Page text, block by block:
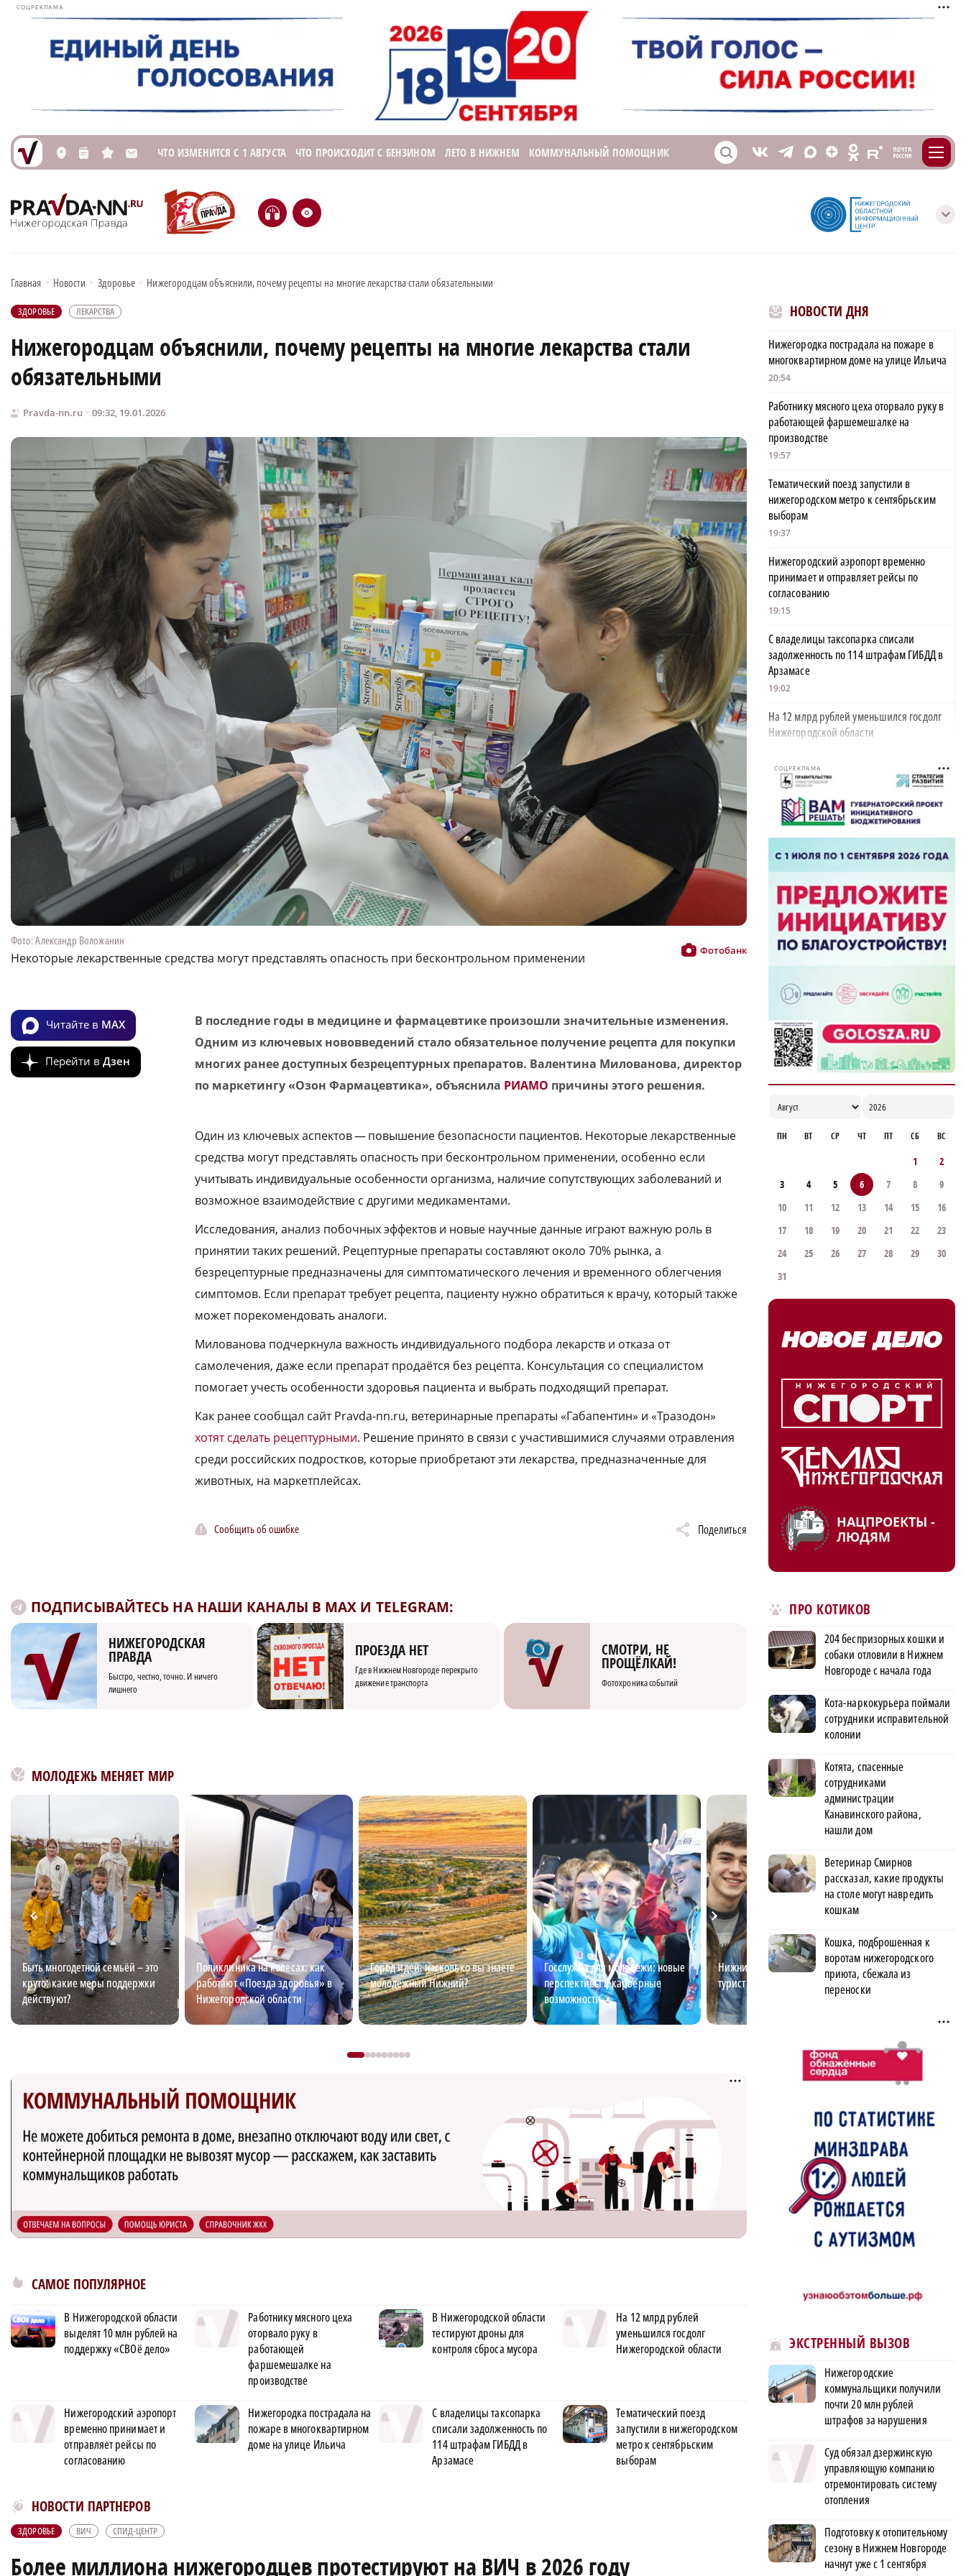
СОЦРЕКЛАМА
L n s M ЧТО ИЗМЕНИТСЯ С 1 АВГУСТА ЧТО ПРОИСХОДИТ С БЕНЗИНОМ ЛЕТО В НИЖНЕМ КОММУНАЛЬНЫЙ ПОМОЩНИК S V T X Z O E m
H e с
Главная • Новости • Здоровье • Нижегородцам объяснили, почему рецепты на многие лекарства стали обязательными
ЗДОРОВЬЕ ЛЕКАРСТВА
Нижегородцам объяснили, почему рецепты на многие лекарства стали
обязательными
Pravda-nn.ru 09:32, 19.01.2026
Фото: Александр Воложанин
Некоторые лекарственные средства могут представлять опасность при бесконтрольном применении Фотобанк
Читайте в MAX
Перейти в Дзен
В последние годы в медицине и фармацевтике произошли значительные изменения.
Одним из ключевых нововведений стало обязательное получение рецепта для покупки
многих ранее доступных безрецептурных препаратов. Валентина Милованова, директор
по маркетингу «Озон Фармацевтика», объяснила РИАМО причины этого решения.
Один из ключевых аспектов — повышение безопасности пациентов. Некоторые лекарственные
средства могут представлять опасность при бесконтрольном применении, особенно если
учитывать индивидуальные особенности организма, наличие сопутствующих заболеваний и
возможное взаимодействие с другими медикаментами.
Исследования, анализ побочных эффектов и новые научные данные играют важную роль в
принятии таких решений. Рецептурные препараты составляют около 70% рынка, а
безрецептурные предназначены для симптоматического лечения и временного облегчения
симптомов. Если препарат требует рецепта, пациенту нужно обратиться к врачу, который также
может порекомендовать аналоги.
Милованова подчеркнула важность индивидуального подбора лекарств и отказа от
самолечения, даже если препарат продаётся без рецепта. Консультация со специалистом
помогает учесть особенности здоровья пациента и выбрать подходящий препарат.
Как ранее сообщал сайт Pravda-nn.ru, ветеринарные препараты «Габапентин» и «Тразодон»
хотят сделать рецептурными. Решение принято в связи с участившимися случаями отравления
среди российских подростков, которые приобретают эти лекарства, предназначенные для
животных, на маркетплейсах.
Сообщить об ошибке Поделиться
ПОДПИСЫВАЙТЕСЬ НА НАШИ КАНАЛЫ В MAX И TELEGRAM:
НИЖЕГОРОДСКАЯ
ПРАВДА
Быстро, честно, точно. И ничего
лишнего
ПРОЕЗДА НЕТ
Где в Нижнем Новгороде перекрыто
движение транспорта
СМОТРИ, НЕ
ПРОЩЁЛКАЙ!
Фотохроника событий
МОЛОДЕЖЬ МЕНЯЕТ МИР
Быть многодетной семьёй – это
круто: какие меры поддержки
действуют?
Поликлиника на колесах: как
работают «Поезда здоровья» в
Нижегородской области
Город идей: насколько вы знаете
молодёжный Нижний?
Госслужба для молодежи: новые
перспективы и карьерные
возможности
Нижний для своих: проверь, не
турист ли ты?
Почему забота
становится
САМОЕ ПОПУЛЯРНОЕ
В Нижегородской области
выделят 10 млн рублей на
поддержку «СВОё дело»
Работнику мясного цеха
оторвало руку в
работающей
фаршемешалке на
производстве
В Нижегородской области
тестируют дроны для
контроля сброса мусора
На 12 млрд рублей
уменьшился госдолг
Нижегородской области
Нижегородский аэропорт
временно принимает и
отправляет рейсы по
согласованию
Нижегородка пострадала на
пожаре в многоквартирном
доме на улице Ильича
С владелицы таксопарка
списали задолженность по
114 штрафам ГИБДД в
Арзамасе
Тематический поезд
запустили в нижегородском
метро к сентябрьским
выборам
НОВОСТИ ПАРТНЕРОВ
Новости МирТесен
ЗДОРОВЬЕ ВИЧ СПИД-ЦЕНТР
Более миллиона нижегородцев протестируют на ВИЧ в 2026 году
НОВОСТИ ДНЯ
Нижегородка пострадала на пожаре в
многоквартирном доме на улице Ильича
20:54
Работнику мясного цеха оторвало руку в
работающей фаршемешалке на
производстве
19:57
Тематический поезд запустили в
нижегородском метро к сентябрьским
выборам
19:37
Нижегородский аэропорт временно
принимает и отправляет рейсы по
согласованию
19:15
С владелицы таксопарка списали
задолженность по 114 штрафам ГИБДД в
Арзамасе
19:02
На 12 млрд рублей уменьшился госдолг
Нижегородской области
В Нижегородской области тестируют
дроны для контроля сброса мусора
18:37
В Нижегородской области выделят 10 млн
рублей на поддержку «СВОё дело»
18:08
34 млрд рублей направят на поддержку
нижегородских семей в этом году
18:03
В Нижегородской области поздравили
ветеранов строительной отрасли
18:02
СОЦРЕКЛАМА
ПН ВТ СР ЧТ ПТ СБ ВС
1
2
3
4 5 6 7 8
9
10
11 12 13 14 15
16
17
18 19 20 21 22
23
24
25 26 27 28 29
30
31
НАЦПРОЕКТЫ -
ЛЮДЯМ
ПРО КОТИКОВ
204 беспризорных кошки и
собаки отловили в Нижнем
Новгороде с начала года
Кота-наркокурьера поймали
сотрудники исправительной
колонии
Котята, спасенные
сотрудниками
администрации
Канавинского района,
нашли дом
Ветеринар Смирнов
рассказал, какие продукты
на столе могут навредить
кошкам
Кошка, подброшенная к
воротам нижегородского
приюта, сбежала из
переноски
ЭКСТРЕННЫЙ ВЫЗОВ
Нижегородские
коммунальщики получили
почти 20 млн рублей
штрафов за нарушения
Суд обязал дзержинскую
управляющую компанию
отремонтировать систему
отопления
Подготовку к отопительному
сезону в Нижнем Новгороде
начнут уже с 1 сентября